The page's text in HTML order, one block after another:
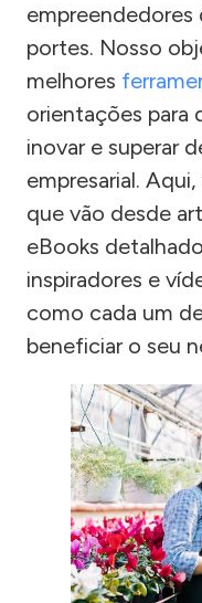
portes. Nosso
melhores
orientações para
inovar e superar
empresarial.
que vão desde
eBooks
inspiradores e
como cada um
beneficiar o seu